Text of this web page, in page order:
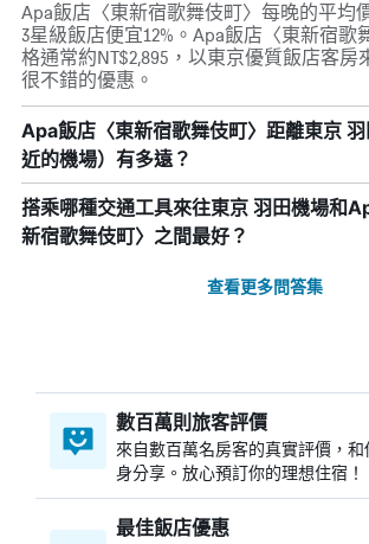
Apa飯店〈東新宿歌舞伎町〉每晚的平均
3星級飯店便宜12%。Apa飯店〈東新宿歌
格通常約NT$2,895，以東京優質飯店客房
很不錯的優惠。
Apa飯店〈東新宿歌舞伎町〉距離東京
近的機場）有多遠？
搭乘哪種交通工具來往東京 羽田機場和
新宿歌舞伎町〉之間最好？
查看更多問答集
數百萬則旅客評價
來自數百萬名房客的真實評價，
身分享。放心預訂你的理想住宿！
最佳飯店優惠